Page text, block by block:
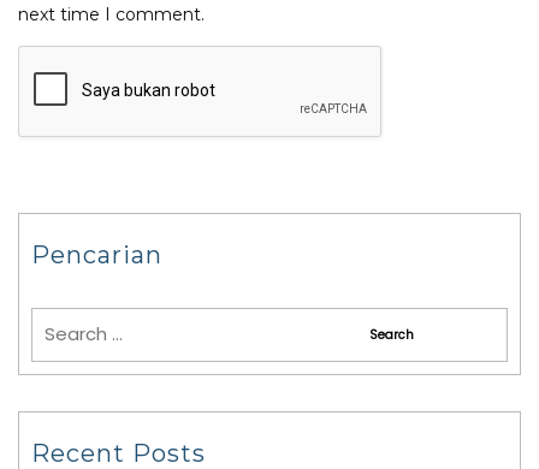
next time I comment.
Pencarian
Recent Posts